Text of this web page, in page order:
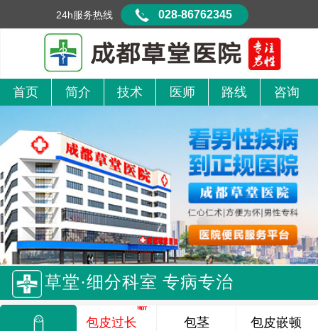
首页 简介 技术 医师 路线 咨询
草堂·细分科室 专病专治
包皮过长 包茎 包皮嵌顿
24h服务热线 028-86762345